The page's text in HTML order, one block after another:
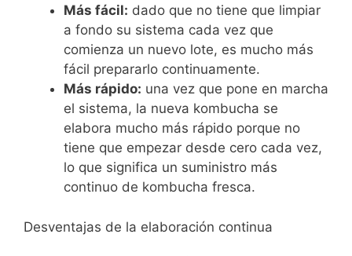
Más fácil: dado que no tiene que limpiar
a fondo su sistema cada vez que
comienza un nuevo lote, es mucho más
fácil prepararlo continuamente.
Más rápido: una vez que pone en marcha
el sistema, la nueva kombucha se
elabora mucho más rápido porque no
tiene que empezar desde cero cada vez,
lo que significa un suministro más
continuo de kombucha fresca.
Desventajas de la elaboración continua